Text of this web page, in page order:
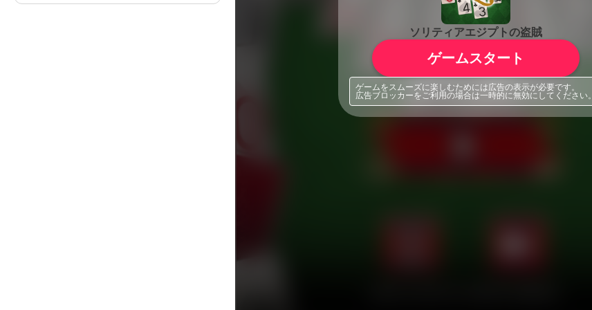
ソリティアエジプトの盗賊
ゲームスタート
ゲームをスムーズに楽しむためには広告の表示が必要です。
広告ブロッカーをご利用の場合は一時的に無効にしてください。